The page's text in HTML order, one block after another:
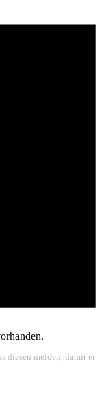
diesen melden, damit er